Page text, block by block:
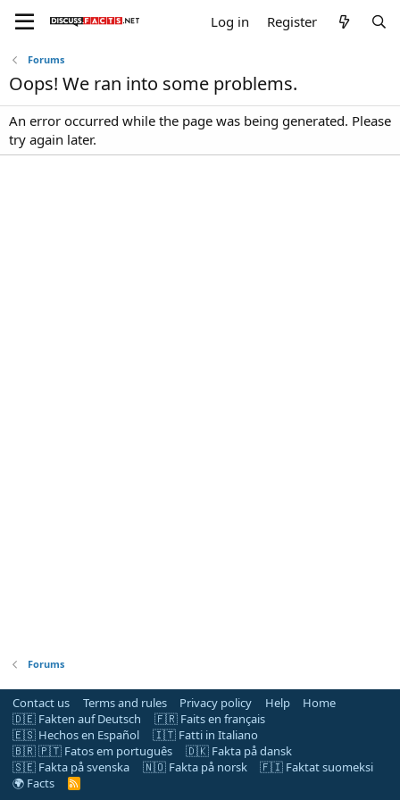
Log in Register
Forums
Oops! We ran into some problems.
An error occurred while the page was being generated. Please
try again later.
Forums
Contact us Terms and rules Privacy policy Help
Home
🇩🇪 Fakten auf Deutsch
🇫🇷 Faits en français
🇪🇸 Hechos en Español
🇮🇹 Fatti in Italiano
🇧🇷 🇵🇹 Fatos em português
🇩🇰 Fakta på dansk
🇸🇪 Fakta på svenska
🇳🇴 Fakta på norsk
🇫🇮 Faktat suomeksi
🌍 Facts
R